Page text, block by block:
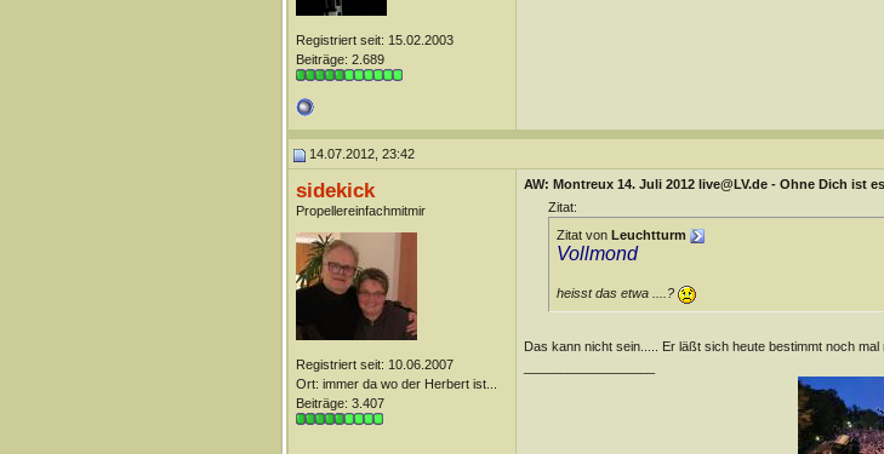
Registriert seit: 15.02.2003
Beiträge: 2.689
14.07.2012, 23:42
sidekick
Propellereinfachmitmir
Registriert seit: 10.06.2007
Ort: immer da wo der Herbert ist...
Beiträge: 3.407
AW: Montreux 14. Juli 2012 live@LV.de - Ohne Dich ist
Zitat:
Zitat von Leuchtturm
Vollmond
heisst das etwa ....?
Das kann nicht sein..... Er läßt sich heute bestimmt noch mal